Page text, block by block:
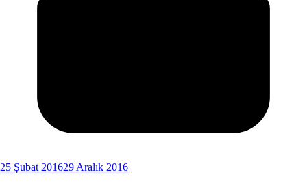
25 Şubat 201629 Aralık 2016